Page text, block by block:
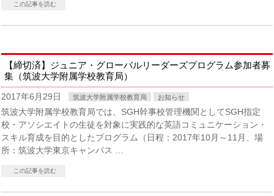
この記事を読む
【締切済】ジュニア・グローバルリーダーズプログラム参加者募
集（筑波大学附属学校教育局）
2017年6月29日 筑波大学附属学校教育局 お知らせ
筑波大学附属学校教育局では、SGH幹事校管理機関としてSGH指定
校・アソシエイトの生徒を対象に実践的な英語コミュニケーション・
スキル育成を目的としたプログラム（日程：2017年10月～11月、場
所：筑波大学東京キャンパス …
この記事を読む